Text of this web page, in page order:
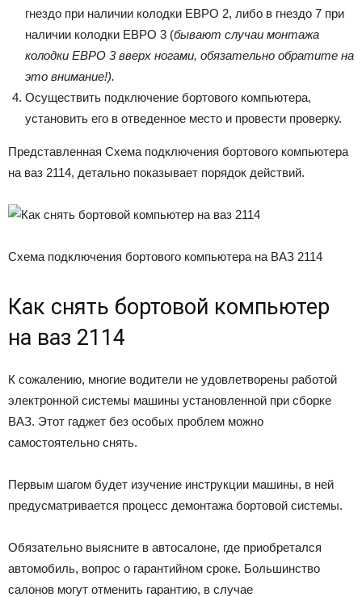
гнездо при наличии колодки ЕВРО 2, либо в гнездо 7 при
наличии колодки ЕВРО 3 (бывают случаи монтажа
колодки ЕВРО 3 вверх ногами, обязательно обратите на
это внимание!).
Осуществить подключение бортового компьютера,
установить его в отведенное место и провести проверку.
Представленная Схема подключения бортового компьютера
на ваз 2114, детально показывает порядок действий.
Схема подключения бортового компьютера на ВАЗ 2114
Как снять бортовой компьютер
на ваз 2114
К сожалению, многие водители не удовлетворены работой
электронной системы машины установленной при сборке
ВАЗ. Этот гаджет без особых проблем можно
самостоятельно снять.
Первым шагом будет изучение инструкции машины, в ней
предусматривается процесс демонтажа бортовой системы.
Обязательно выясните в автосалоне, где приобретался
автомобиль, вопрос о гарантийном сроке. Большинство
салонов могут отменить гарантию, в случае